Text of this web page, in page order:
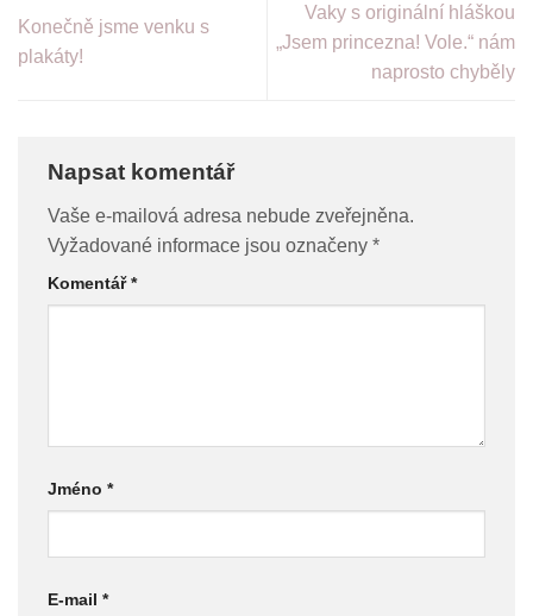
Konečně jsme venku s
plakáty!
Vaky s originální hláškou
„Jsem princezna! Vole.“ nám
naprosto chyběly
Napsat komentář
Vaše e-mailová adresa nebude zveřejněna.
Vyžadované informace jsou označeny *
Komentář*
Jméno *
E-mail *